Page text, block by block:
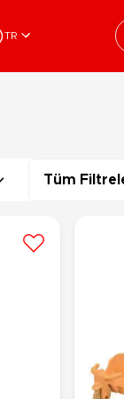
ve Özel Günler
Hava - Spor -
TR
Tüm